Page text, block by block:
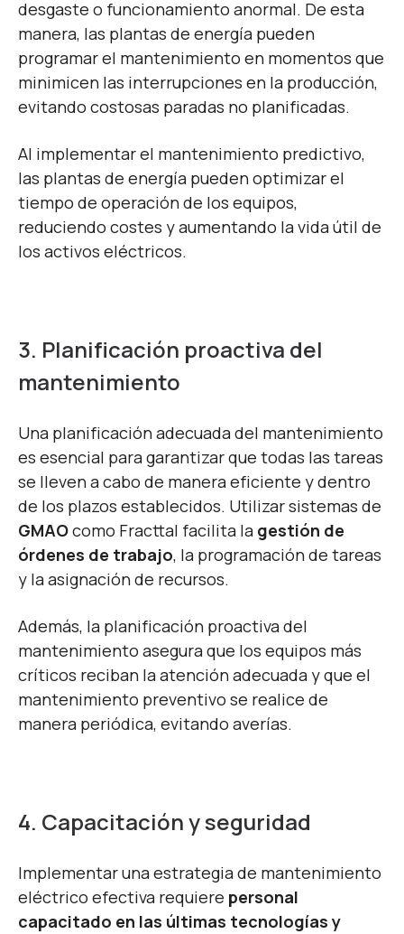
desgaste o funcionamiento anormal. De esta
manera, las plantas de energía pueden
programar el mantenimiento en momentos que
minimicen las interrupciones en la producción,
evitando costosas paradas no planificadas.
Al implementar el mantenimiento predictivo,
las plantas de energía pueden optimizar el
tiempo de operación de los equipos,
reduciendo costes y aumentando la vida útil de
los activos eléctricos.
3. Planificación proactiva del
mantenimiento
Una planificación adecuada del mantenimiento
es esencial para garantizar que todas las tareas
se lleven a cabo de manera eficiente y dentro
de los plazos establecidos. Utilizar sistemas de
GMAOcomo Fracttal facilita la gestión de
órdenes de trabajo, la programación de tareas
y la asignación de recursos.
Además, la planificación proactiva del
mantenimiento asegura que los equipos más
críticos reciban la atención adecuada y que el
mantenimiento preventivo se realice de
manera periódica, evitando averías.
4. Capacitación y seguridad
Implementar una estrategia de mantenimiento
eléctrico efectiva requiere personal
capacitado en las últimas tecnologías y